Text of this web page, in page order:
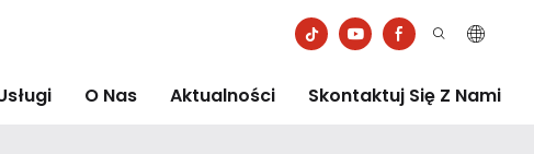
O Nas Aktualności Skontaktuj Się Z Nami